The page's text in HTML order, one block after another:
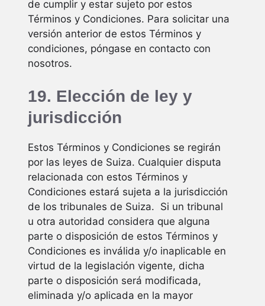
de cumplir y estar sujeto por estos
Términos y Condiciones. Para solicitar una
versión anterior de estos Términos y
condiciones, póngase en contacto con
nosotros.
19. Elección de ley y
jurisdicción
Estos Términos y Condiciones se regirán
por las leyes de Suiza. Cualquier disputa
relacionada con estos Términos y
Condiciones estará sujeta a la jurisdicción
de los tribunales de Suiza. Si un tribunal
u otra autoridad considera que alguna
parte o disposición de estos Términos y
Condiciones es inválida y/o inaplicable en
virtud de la legislación vigente, dicha
parte o disposición será modificada,
eliminada y/o aplicada en la mayor